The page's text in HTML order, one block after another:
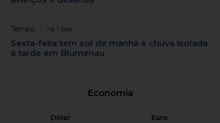
Tempo Há 1 hora
Sexta-feira tem sol de manhã e chuva isolada
à tarde em Blumenau
Economia
Dólar
Euro